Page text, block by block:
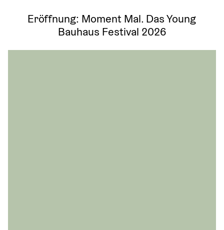
Eröffnung: Moment Mal. Das Young
Bauhaus Festival 2026